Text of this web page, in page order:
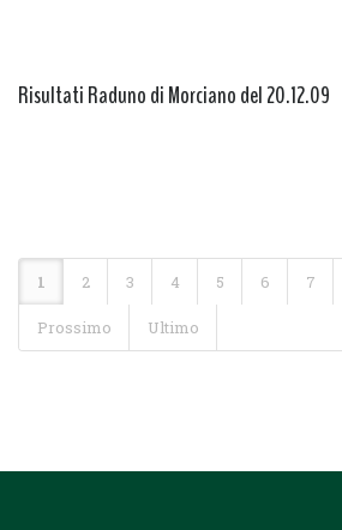
Risultati Raduno di Morciano del 20.12.09
1 2 3 4 5 6 7
Prossimo Ultimo